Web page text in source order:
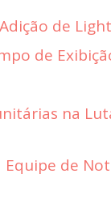
de
de
na
de